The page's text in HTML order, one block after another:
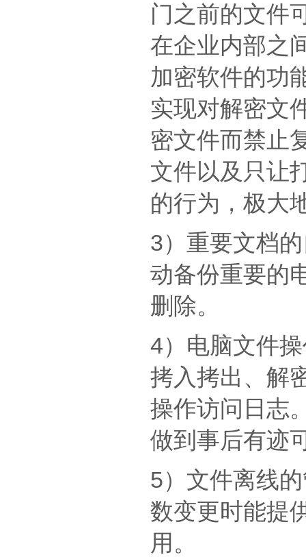
门之前的文件
在企业内部之
加密软件的功
实现对解密文
密文件而禁止
文件以及只让
的行为，极大
3）重要文档
动备份重要的
删除。
4）电脑文件
拷入拷出、解
操作访问日志
做到事后有迹
5）文件离线
数变更时能提
用。